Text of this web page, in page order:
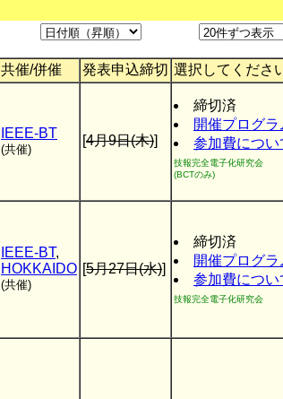
共催/併催 発表申込締切 選択してくださ
IEEE-BT
(共催)
[4月9日(木)]
締切済
開催プログラ
参加費につい
技報完全電子化研究会
(BCTのみ)
IEEE-BT,
HOKKAIDO
(共催)
[5月27日(水)]
締切済
開催プログラ
参加費につい
技報完全電子化研究会